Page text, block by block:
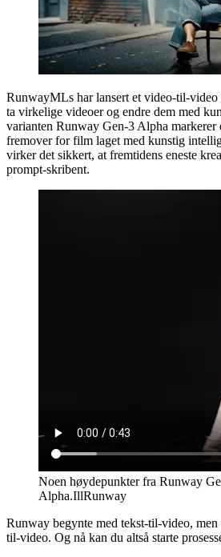
RunwayMLs har lansert et video-til-
ta virkelige videoer og endre dem med
varianten Runway Gen-3 Alpha markerer
fremover for film laget med kunstig
virker det sikkert, at fremtidens eneste
prompt-skribent.
Noen høydepunkter fra Runway
Alpha.IllRunway
Runway begynte med tekst-til-video,
til-video. Og nå kan du altså starte